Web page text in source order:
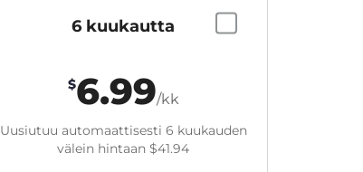
6 kuukautta
$6.99/kk
Uusiutuu automaattisesti 6 kuukauden
välein hintaan $41.94